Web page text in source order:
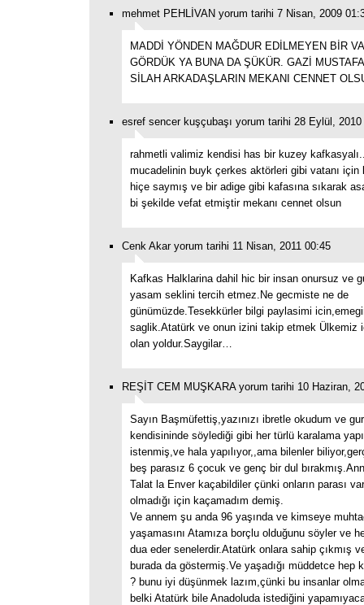
mehmet PEHLİVAN yorum tarihi 7 Nisan, 2009
MADDİ YÖNDEN MAĞDUR EDİLMEYEN BİR
GÖRDÜK YA BUNA DA ŞÜKÜR. GAZİ
SİLAH ARKADAŞLARIN MEKANI CENNET
esref sencer kuşçubaşı yorum tarihi 28 Eylül, 2010
rahmetli valimiz kendisi has bir kuzey
mucadelinin buyk çerkes aktörleri gibi vatanı için
hiçe saymış ve bir adige gibi kafasına sıkarak
bi şekilde vefat etmiştir mekanı cennet olsun
Cenk Akar yorum tarihi 11 Nisan, 2011 00:45
Kafkas Halklarina dahil hic bir insan onursuz ve
yasam seklini tercih etmez.Ne gecmiste ne de
günümüzde.Tesekkürler bilgi paylasimi
saglik.Atatürk ve onun izini takip etmek Ülkemiz
olan yoldur.Saygilar…
REŞİT CEM MUŞKARA yorum tarihi 10 Haziran,
Sayın Başmüfettiş,yazınızı ibretle okudum ve
kendisininde söylediği gibi her türlü karalama
istenmiş,ve hala yapılıyor,,ama bilenler
beş parasız 6 çocuk ve genç bir dul
Talat la Enver kaçabildiler çünki onların parası
olmadığı için kaçamadım demiş.
Ve annem şu anda 96 yaşında ve kimseye
yaşamasını Atamıza borçlu olduğunu söyler ve
dua eder senelerdir.Atatürk onlara sahip çıkmış
burada da göstermiş.Ve yaşadığı müddetce hep
? bunu iyi düşünmek lazım,çünki bu insanlar
belki Atatürk bile Anadoluda istediğini